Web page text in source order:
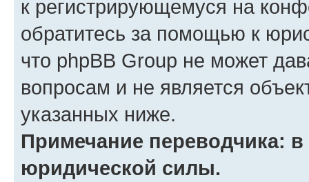
к регистрирующемуся на
обратитесь за помощью к
что phpBB Group не может
вопросам и не является
указанных ниже.
Примечание переводчика:
юридической силы.